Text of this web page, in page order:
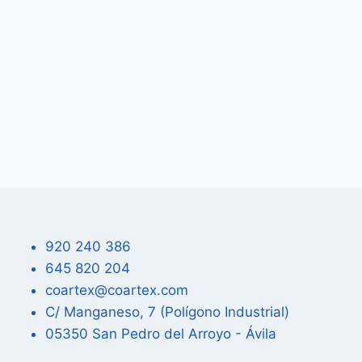
920 240 386
645 820 204
coartex@coartex.com
C/ Manganeso, 7 (Polígono Industrial)
05350 San Pedro del Arroyo - Ávila